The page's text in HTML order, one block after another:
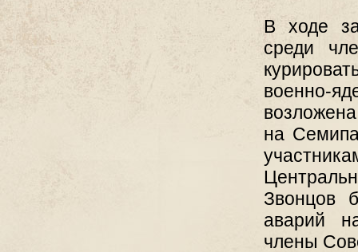
В ходе
среди
военно-
на
Звонцов
аварий
члены